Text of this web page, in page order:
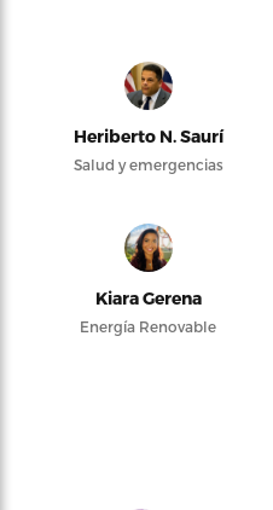
Heriberto N. Saurí
Salud y emergencias
Kiara Gerena
Energía Renovable